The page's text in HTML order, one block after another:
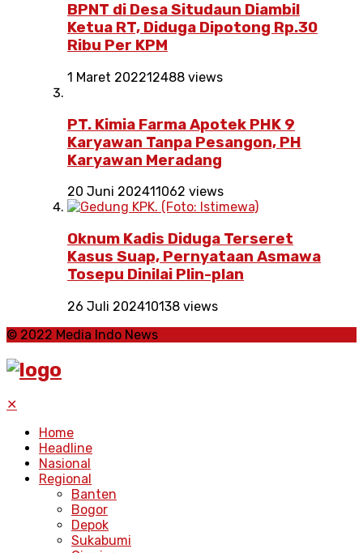
BPNT di Desa Situdaun Diambil
Ketua RT, Diduga Dipotong Rp.30
Ribu Per KPM
1 Maret 202212488 views
PT. Kimia Farma Apotek PHK 9
Karyawan Tanpa Pesangon, PH
Karyawan Meradang
20 Juni 202411062 views
Oknum Kadis Diduga Terseret
Kasus Suap, Pernyataan Asmawa
Tosepu Dinilai Plin-plan
26 Juli 202410138 views
© 2022 Media Indo News
✕
Home
Headline
Nasional
Regional
Banten
Bogor
Depok
Sukabumi